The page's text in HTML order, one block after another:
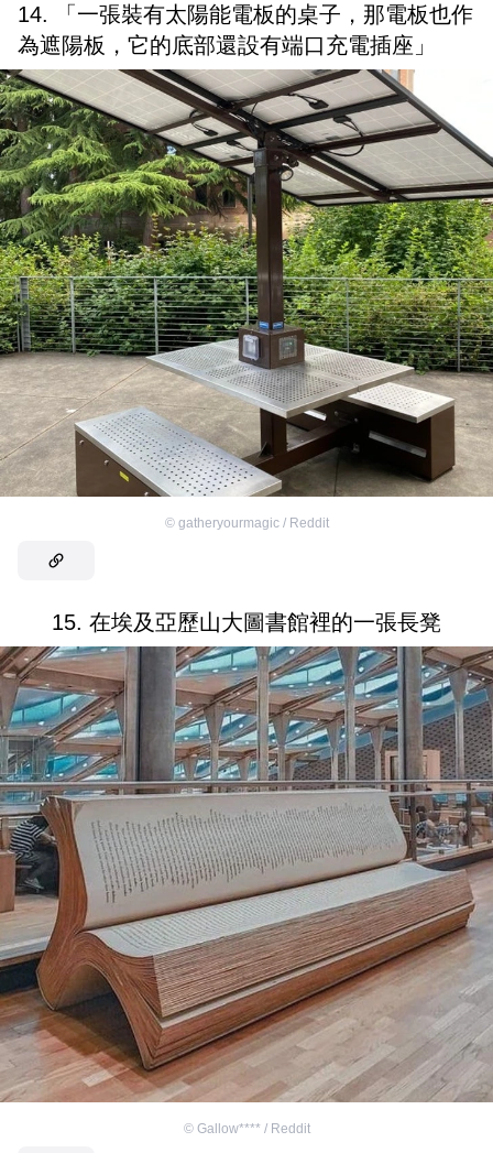
14. 「一張裝有太陽能電板的桌子，那電板也作
為遮陽板，它的底部還設有端口充電插座」
© gatheryourmagic / Reddit
15. 在埃及亞歷山大圖書館裡的一張長凳
© Gallow**** / Reddit